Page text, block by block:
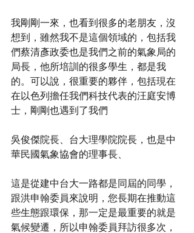
我剛剛一來，也看到很多的老朋友，沒
想到，雖然我不是這個領域的，包括我
們蔡清彥政委也是我們之前的氣象局的
局長，他所培訓的很多學生，都是我
的。可以說，很重要的夥伴，包括現在
在以色列擔任我們科技代表的汪庭安博
士，剛剛也遇到了我們
吳俊傑院長、台大理學院院長，也是中
華民國氣象協會的理事長、
這是從建中台大一路都是同屆的同學，
跟洪申翰委員來說明，您長期在推動這
些生態跟環保，那一定是最重要的就是
氣候變遷，所以申翰委員拜訪很多次，